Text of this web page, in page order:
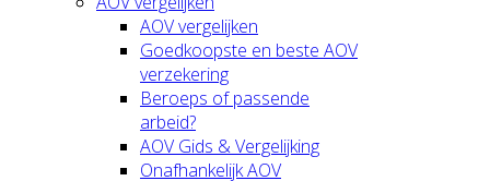
AOV vergelijken
Goedkoopste en beste AOV
verzekering
Beroeps of passende
arbeid?
AOV Gids & Vergelijking
Onafhankelijk AOV